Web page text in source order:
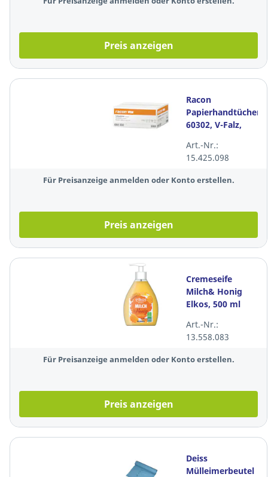
Preis anzeigen
Racon
Papierhandtücher
60302, V-Falz,
Art.-Nr.:
15.425.098
Für Preisanzeige anmelden oder Konto erstellen.
Preis anzeigen
Cremeseife
Milch& Honig
Elkos, 500 ml
Art.-Nr.:
13.558.083
Für Preisanzeige anmelden oder Konto erstellen.
Preis anzeigen
Deiss
Mülleimerbeutel